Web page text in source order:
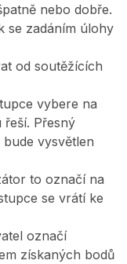
nebo dobře.
se zadáním úlohy
od soutěžících
vybere na
Přesný
vysvětlen
to označí na
se vrátí ke
označí
získaných bodů